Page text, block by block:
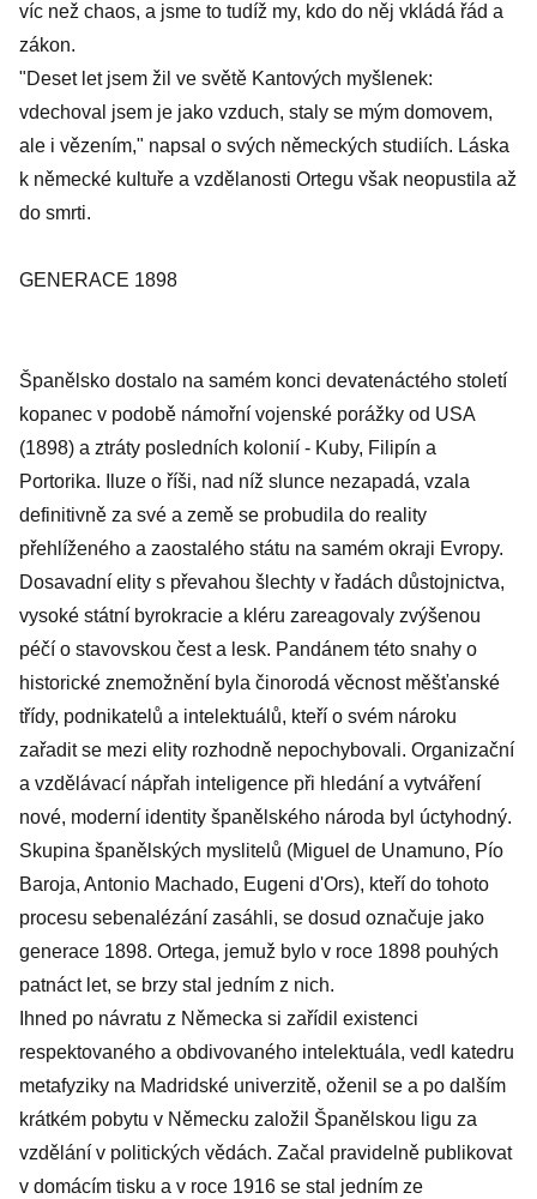
víc než chaos, a jsme to tudíž my, kdo do něj vkládá řád a
zákon.
"Deset let jsem žil ve světě Kantových myšlenek:
vdechoval jsem je jako vzduch, staly se mým domovem,
ale i vězením," napsal o svých německých studiích. Láska
k německé kultuře a vzdělanosti Ortegu však neopustila až
do smrti.
GENERACE 1898
Španělsko dostalo na samém konci devatenáctého století
kopanec v podobě námořní vojenské porážky od USA
(1898) a ztráty posledních kolonií - Kuby, Filipín a
Portorika. Iluze o říši, nad níž slunce nezapadá, vzala
definitivně za své a země se probudila do reality
přehlíženého a zaostalého státu na samém okraji Evropy.
Dosavadní elity s převahou šlechty v řadách důstojnictva,
vysoké státní byrokracie a kléru zareagovaly zvýšenou
péčí o stavovskou čest a lesk. Pandánem této snahy o
historické znemožnění byla činorodá věcnost měšťanské
třídy, podnikatelů a intelektuálů, kteří o svém nároku
zařadit se mezi elity rozhodně nepochybovali. Organizační
a vzdělávací nápřah inteligence při hledání a vytváření
nové, moderní identity španělského národa byl úctyhodný.
Skupina španělských myslitelů (Miguel de Unamuno, Pío
Baroja, Antonio Machado, Eugeni d'Ors), kteří do tohoto
procesu sebenalézání zasáhli, se dosud označuje jako
generace 1898. Ortega, jemuž bylo v roce 1898 pouhých
patnáct let, se brzy stal jedním z nich.
Ihned po návratu z Německa si zařídil existenci
respektovaného a obdivovaného intelektuála, vedl katedru
metafyziky na Madridské univerzitě, oženil se a po dalším
krátkém pobytu v Německu založil Španělskou ligu za
vzdělání v politických vědách. Začal pravidelně publikovat
v domácím tisku a v roce 1916 se stal jedním ze